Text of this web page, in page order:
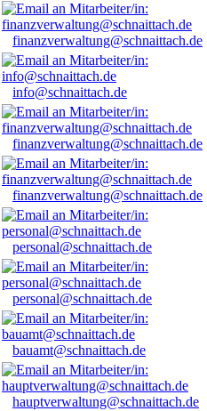
finanzverwaltung@schnaittach.de
info@schnaittach.de
finanzverwaltung@schnaittach.de
finanzverwaltung@schnaittach.de
personal@schnaittach.de
personal@schnaittach.de
bauamt@schnaittach.de
hauptverwaltung@schnaittach.de